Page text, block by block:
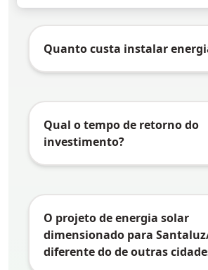
Quanto custa instalar
Santaluz/BAvaria conforme
Consumo de energia:
consumo, maior o sistema
maior o investimento
especiais
Tamanho do sistema:
Qual o tempo de retorno do
investimento?
(payback) em energia solar
vários fatores específicos de
Tarifa de energia: Quanto
da concessionária local, mais
O projeto de energia solar
dimensionado para
diferente do de outras